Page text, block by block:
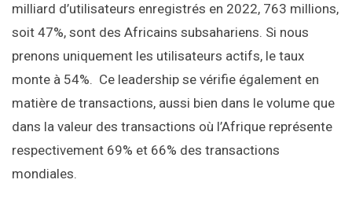
milliard d’utilisateurs enregistrés en 2022, 763 millions,
soit 47%, sont des Africains subsahariens. Si nous
prenons uniquement les utilisateurs actifs, le taux
monte à 54%. Ce leadership se vérifie également en
matière de transactions, aussi bien dans le volume que
dans la valeur des transactions où l’Afrique représente
respectivement 69% et 66% des transactions
mondiales.